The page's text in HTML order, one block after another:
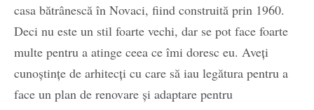
casa bătrânescă în Novaci, fiind construită prin 1960.
Deci nu este un stil foarte vechi, dar se pot face foarte
multe pentru a atinge ceea ce îmi doresc eu. Aveți
cunoștințe de arhitecți cu care să iau legătura pentru a
face un plan de renovare și adaptare pentru